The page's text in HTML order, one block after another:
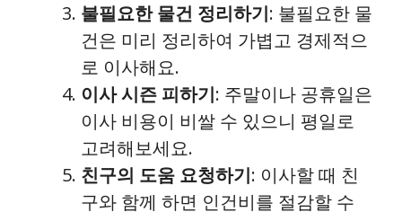
불필요한 물건 정리하기: 불필요한 물
건은 미리 정리하여 가볍고 경제적으
로 이사해요.
이사 시즌 피하기: 주말이나 공휴일은
이사 비용이 비쌀 수 있으니 평일로
고려해보세요.
친구의 도움 요청하기: 이사할 때 친
구와 함께 하면 인건비를 절감할 수